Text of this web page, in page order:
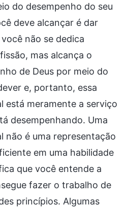
do desempenho do seu
deve alcançar é dar
não se dedica
mas alcança o
de Deus por meio do
e, portanto, essa
está meramente a serviço
desempenhando. Uma
não é uma representação
em uma habilidade
que você entende a
fazer o trabalho de
princípios. Algumas